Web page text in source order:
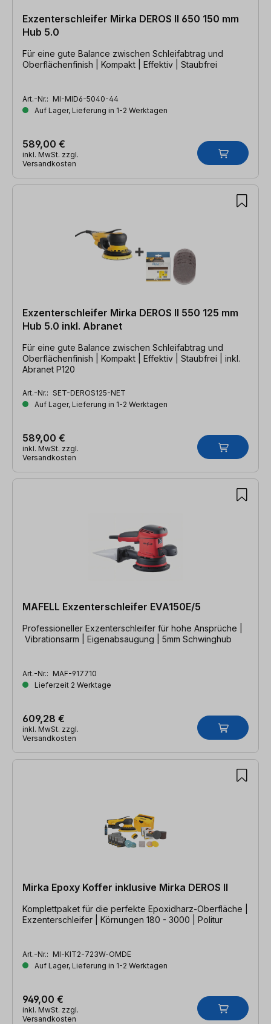
Exzenterschleifer Mirka DEROS II 650 150 mm
Hub 5.0
Für eine gute Balance zwischen Schleifabtrag und
Oberflächenfinish | Kompakt | Effektiv | Staubfrei
Art.-Nr.: MI-MID6-5040-44
Auf Lager, Lieferung in 1-2 Werktagen
589,00 €
inkl. MwSt. zzgl.
Versandkosten
Exzenterschleifer Mirka DEROS II 550 125 mm
Hub 5.0 inkl. Abranet
Für eine gute Balance zwischen Schleifabtrag und
Oberflächenfinish | Kompakt | Effektiv | Staubfrei | inkl.
Abranet P120
Art.-Nr.: SET-DEROS125-NET
Auf Lager, Lieferung in 1-2 Werktagen
589,00 €
inkl. MwSt. zzgl.
Versandkosten
MAFELL Exzenterschleifer EVA150E/5
Professioneller Exzenterschleifer für hohe Ansprüche |
Vibrationsarm | Eigenabsaugung | 5mm Schwinghub
Art.-Nr.: MAF-917710
Lieferzeit 2 Werktage
609,28 €
inkl. MwSt. zzgl.
Versandkosten
Mirka Epoxy Koffer inklusive Mirka DEROS II
Komplettpaket für die perfekte Epoxidharz-Oberfläche |
Exzenterschleifer | Körnungen 180 - 3000 | Politur
Art.-Nr.: MI-KIT2-723W-OMDE
Auf Lager, Lieferung in 1-2 Werktagen
949,00 €
inkl. MwSt. zzgl.
Versandkosten